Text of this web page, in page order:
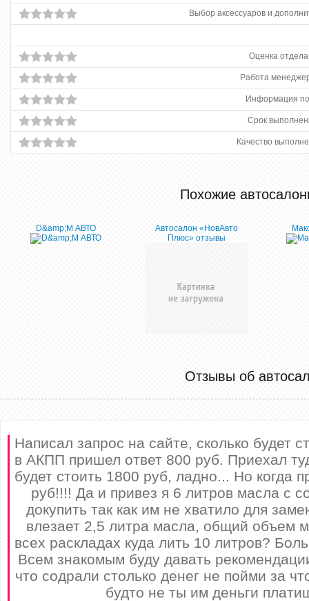
Выбор аксессуаров и
Оценка
Работа
Информация
Срок
Качество
Похожие
D&amp;M АВТО
Автосалон «НовАвто
Плюс» отзывы
Отзывы об
Написал запрос на сайте, сколько будет
в АКПП пришел ответ 800 руб. Приехал
будет стоить 1800 руб, ладно... Но когда
руб!!!! Да и привез я 6 литров масла с
докупить так как им не хватило для
влезает 2,5 литра масла, общий объем
всех раскладах куда лить 10 литров?
Всем знакомым буду давать
что содрали столько денег не пойми за
будто не ты им деньги